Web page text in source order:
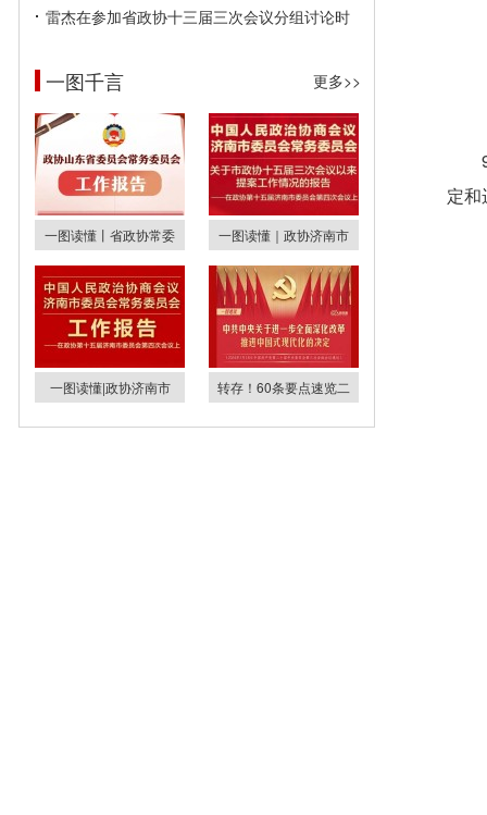
雷杰在参加省政协十三届三次会议分组讨论时
一图千言 更多>>
一图读懂丨省政协常委 一图读懂｜政协济南市
一图读懂|政协济南市 转存！60条要点速览二
定